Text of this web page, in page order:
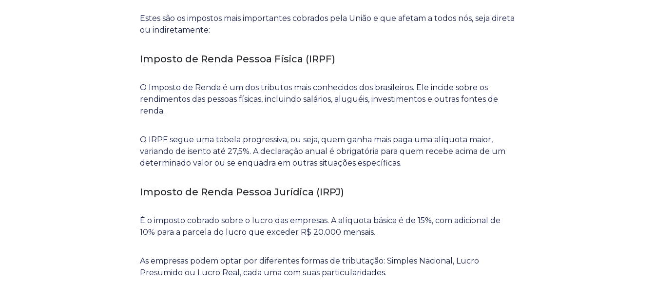
Estes são os impostos mais importantes cobrados pela União e que afetam a todos nós, seja direta
ou indiretamente:
Imposto de Renda Pessoa Física (IRPF)
O Imposto de Renda é um dos tributos mais conhecidos dos brasileiros. Ele incide sobre os
rendimentos das pessoas físicas, incluindo salários, aluguéis, investimentos e outras fontes de
renda.
O IRPF segue uma tabela progressiva, ou seja, quem ganha mais paga uma alíquota maior,
variando de isento até 27,5%. A declaração anual é obrigatória para quem recebe acima de um
determinado valor ou se enquadra em outras situações específicas.
Imposto de Renda Pessoa Jurídica (IRPJ)
É o imposto cobrado sobre o lucro das empresas. A alíquota básica é de 15%, com adicional de
10% para a parcela do lucro que exceder R$ 20.000 mensais.
As empresas podem optar por diferentes formas de tributação: Simples Nacional, Lucro
Presumido ou Lucro Real, cada uma com suas particularidades.